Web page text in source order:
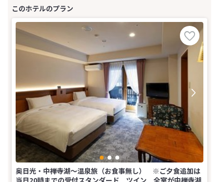
奥日光・中禅寺湖〜温泉旅（お食事無し） ※ご夕食追加は
当日20時までの受付スタンダード ツイン 全室が中禅寺湖